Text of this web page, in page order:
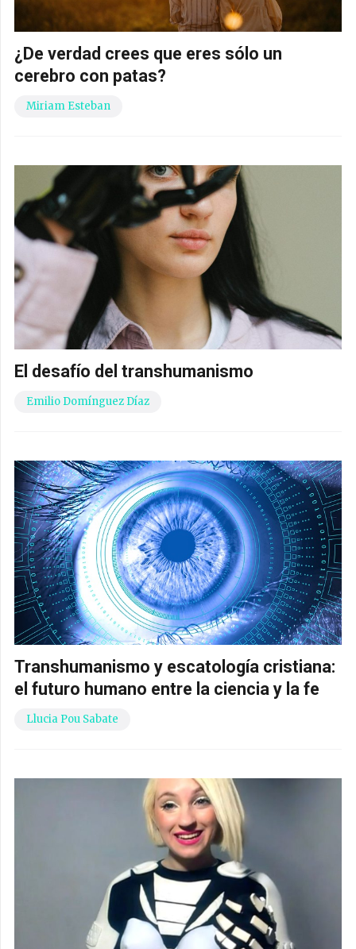
¿De verdad crees que eres sólo un
cerebro con patas?
Miriam Esteban
El desafío del transhumanismo
Emilio Domínguez Díaz
Transhumanismo y escatología cristiana:
el futuro humano entre la ciencia y la fe
Llucia Pou Sabate